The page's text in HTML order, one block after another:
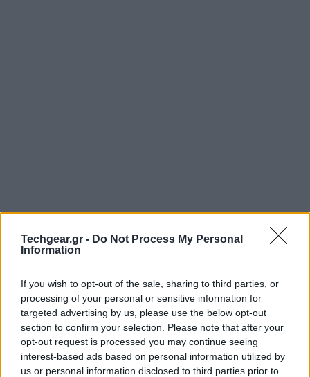
Techgear.gr - Do Not Process My Personal
Information
If you wish to opt-out of the sale, sharing to third parties, or
processing of your personal or sensitive information for
targeted advertising by us, please use the below opt-out
section to confirm your selection. Please note that after your
opt-out request is processed you may continue seeing
interest-based ads based on personal information utilized by
us or personal information disclosed to third parties prior to
προγραμματισμένη εκδήλωση το λειτουργικό σύστημα
Android 3.0 Honeycomb, αλλά παράλληλα υπάρχουν
φήμες ότι θα εγκαινιάσει και μια web-based έκδοση
του Android Market, στοιχεία της οποίας είχαμε δει
πέρυσι στην εκδήλωση
Google I/O